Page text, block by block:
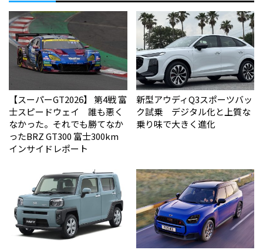
【スーパーGT2026】 第4戦 富
士スピードウェイ 誰も悪く
なかった。それでも勝てなか
った――BRZ GT300 富士300km
インサイドレポート
新型アウディQ3スポーツバッ
ク試乗 デジタル化と上質な
乗り味で大きく進化